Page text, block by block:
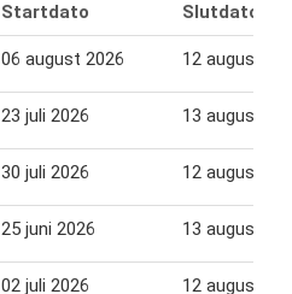
Startdato Slutdato
06 august 2026 12 august
23 juli 2026 13 august
30 juli 2026 12 august
25 juni 2026 13 august
02 juli 2026 12 august